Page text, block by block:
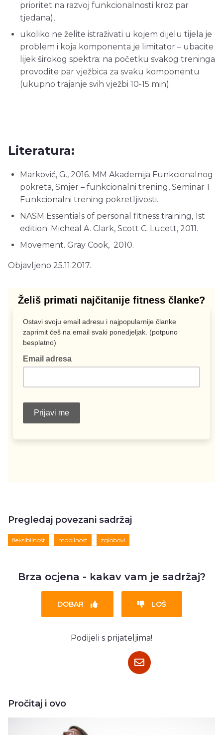
prioritet na razvoj funkcionalnosti kroz par
tjedana),
ukoliko ne želite istraživati u kojem dijelu tijela je
problem i koja komponenta je limitator – ubacite
lijek širokog spektra: na početku svakog treninga
provodite par vježbica za svaku komponentu
(ukupno trajanje svih vježbi 10-15 min).
Literatura:
Marković, G., 2016. MM Akademija Funkcionalnog
pokreta, Smjer – funkcionalni trening, Seminar 1
Funkcionalni trening pokretljivosti.
NASM Essentials of personal fitness training, 1st
edition. Micheal A. Clark, Scott C. Lucett, 2011.
Movement. Gray Cook, 2010.
Objavljeno 25.11.2017.
Pregledaj povezani sadržaj
fleksibilnost mobilnost zglobovi
Brza ocjena - kakav vam je sadržaj?
DOBAR LOŠ
Podijeli s prijateljima!
Pročitaj i ovo